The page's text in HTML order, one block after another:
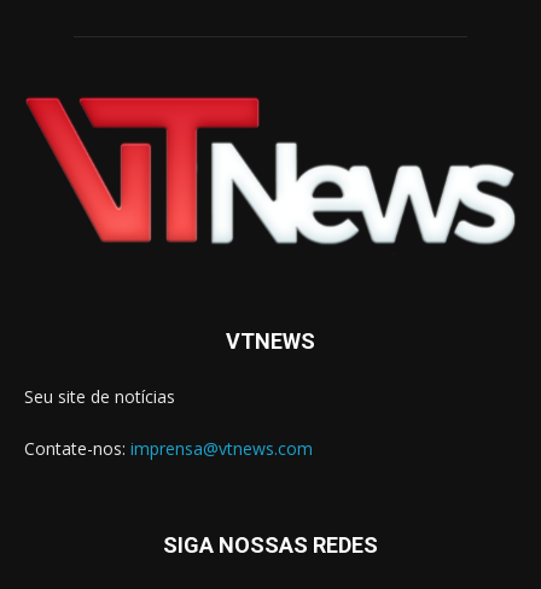
VTNEWS
Seu site de notícias
Contate-nos: imprensa@vtnews.com
SIGA NOSSAS REDES